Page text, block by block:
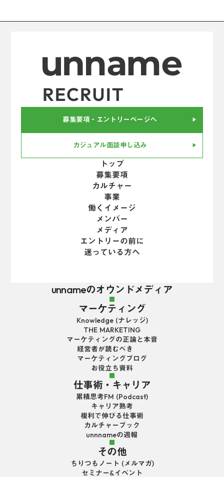
募集要項・エントリーページへ play_arrow
カジュアル面談申し込み play_arrow
トップ
募集要項
カルチャー
事業
働くイメージ
メンバー
メディア
エントリーの前に
迷っている方へ
unnameのオウンドメディア
マーケティング
Knowledge (ナレッジ)
THE MARKETING
マーケティングの正論と本音
経営者が読むべき
マーケティングブログ
お役立ち資料
仕事術・キャリア
累積思考FM (Podcast)
キャリア熟考
複利で伸びる仕事術
カルチャーブック
unnnameの週報
その他
ちりつもノート (メルマガ)
セミナー&イベント